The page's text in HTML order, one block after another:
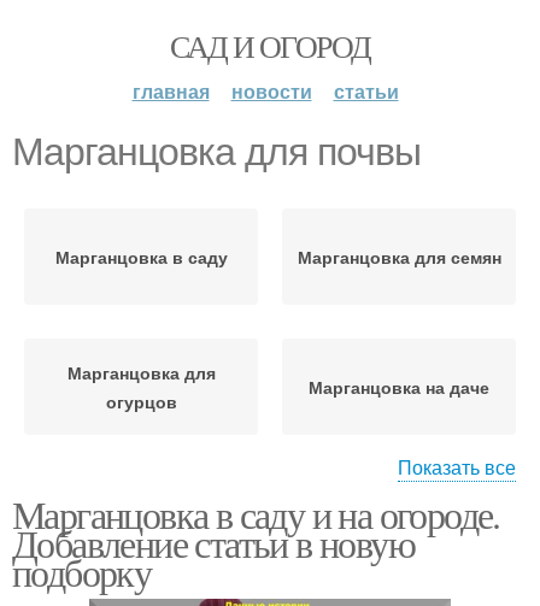
САД И ОГОРОД
главная новости статьи
Марганцовка для почвы
Марганцовка в саду Марганцовка для семян
Марганцовка для
огурцов
Марганцовка на даче
растений
клубники
Показать все
Марганцовка в саду и на огороде.
Добавление статьи в новую
подборку